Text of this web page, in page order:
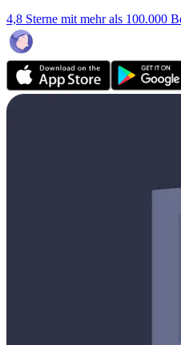
4,8 Sterne mit mehr als 100.000